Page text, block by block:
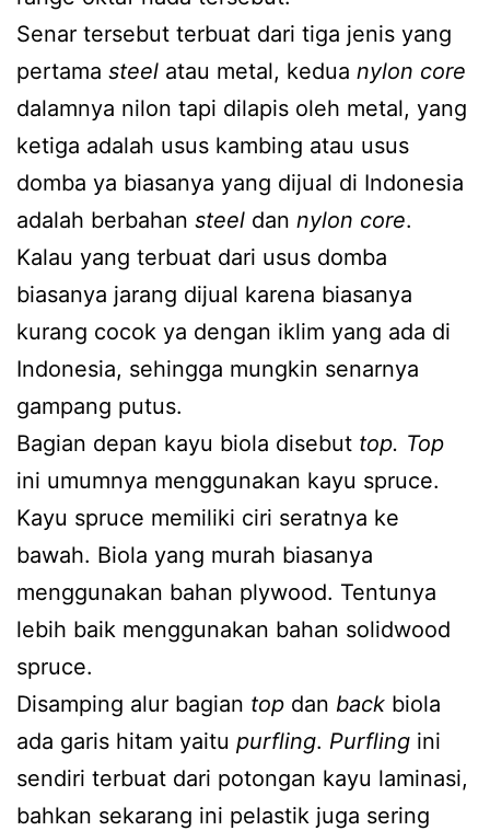
Senar tersebut terbuat dari tiga jenis yang
pertama steel atau metal, kedua nylon core
dalamnya nilon tapi dilapis oleh metal, yang
ketiga adalah usus kambing atau usus
domba ya biasanya yang dijual di Indonesia
adalah berbahan steel dan nylon core.
Kalau yang terbuat dari usus domba
biasanya jarang dijual karena biasanya
kurang cocok ya dengan iklim yang ada di
Indonesia, sehingga mungkin senarnya
gampang putus.
Bagian depan kayu biola disebut top. Top
ini umumnya menggunakan kayu spruce.
Kayu spruce memiliki ciri seratnya ke
bawah. Biola yang murah biasanya
menggunakan bahan plywood. Tentunya
lebih baik menggunakan bahan solidwood
spruce.
Disamping alur bagian top dan back biola
ada garis hitam yaitu purfling. Purfling ini
sendiri terbuat dari potongan kayu laminasi,
bahkan sekarang ini pelastik juga sering